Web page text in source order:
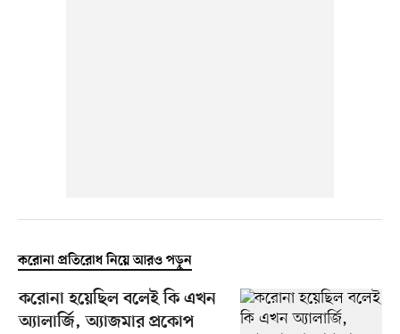
করোনা প্রতিরোধ নিয়ে আরও পড়ুন
করোনা হয়েছিল বলেই কি এখন
অ্যালার্জি, অ্যাজমার প্রকোপ